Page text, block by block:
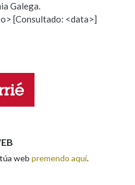
erro na palabra
Galega.
[Consultado: <data>]
web premendo aquí.